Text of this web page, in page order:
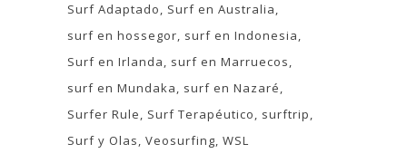
Surf Adaptado
Surf en Australia
surf en hossegor surf en Indonesia
Surf en Irlanda
surf en Marruecos
surf en Mundaka
surf en Nazaré
Surfer Rule
Surf Terapéutico
surftrip
Surf y Olas Veosurfing WSL